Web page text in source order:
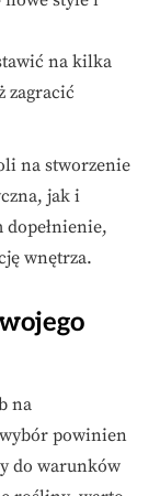
na kilka
zagracić
na stworzenie
jak i
wnętrza.
na
powinien
do warunków